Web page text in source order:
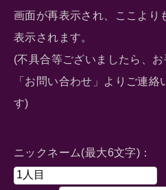
画面が再表示され、ここより
表示されます。
(不具合等ございましたら、
「お問い合わせ」よりご連絡
す)
ニックネーム(最大6文字)：